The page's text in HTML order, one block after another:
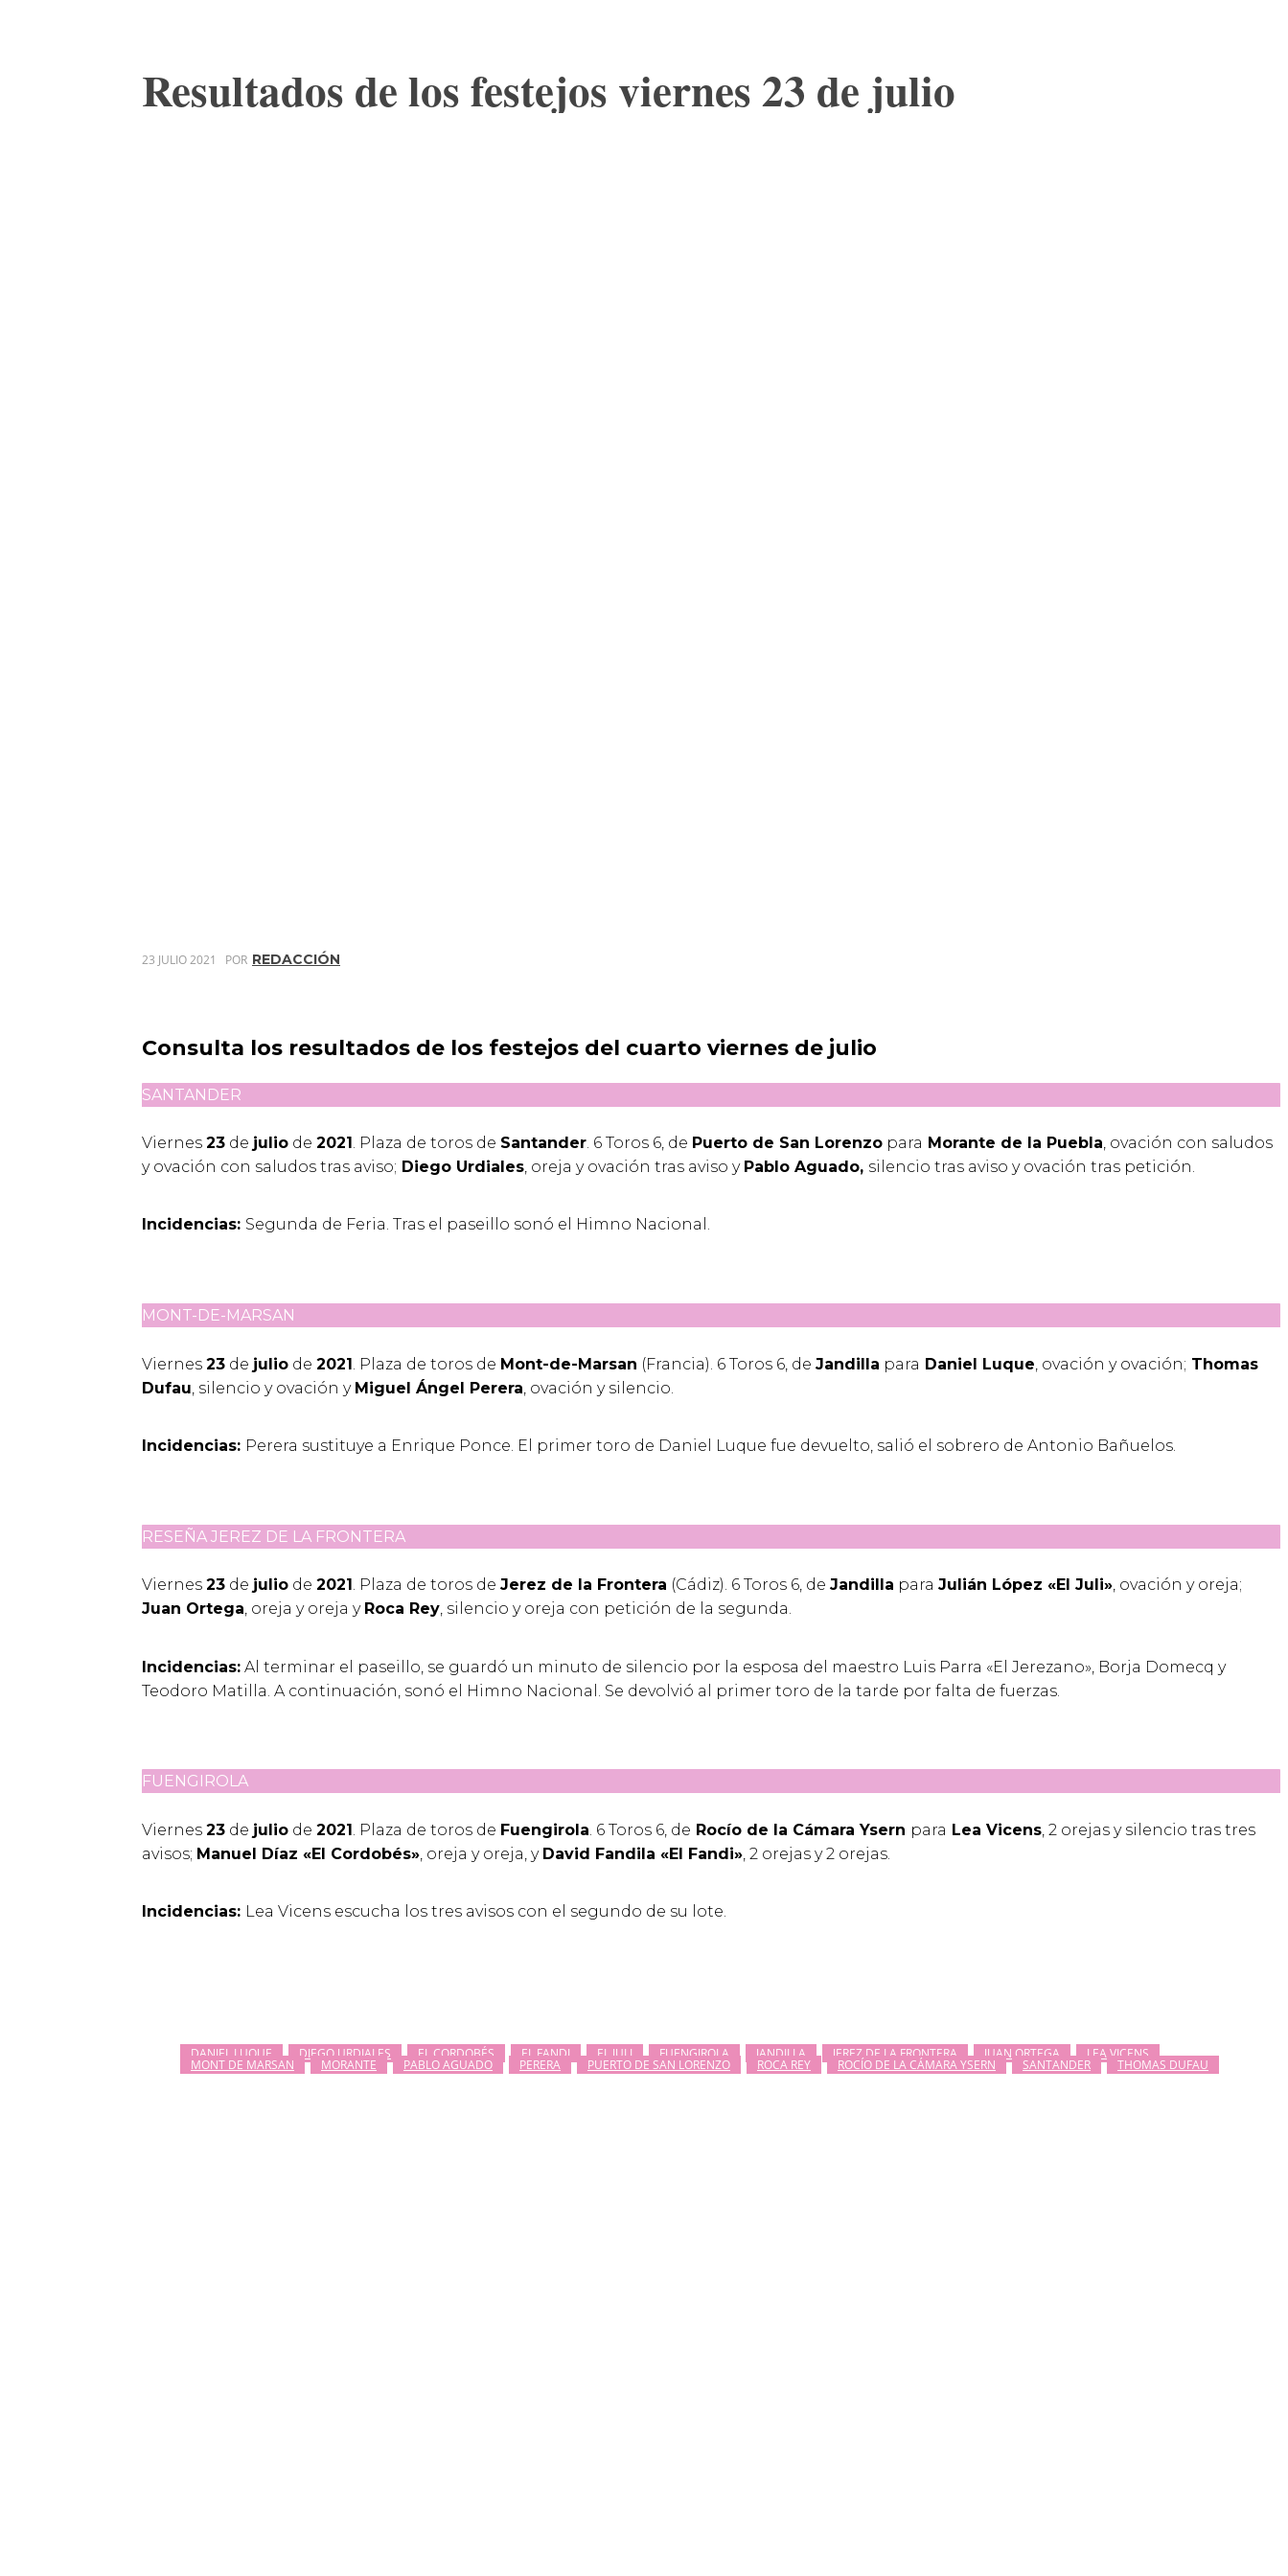
Resultados de los festejos viernes 23 de julio
23 JULIO 2021 POR REDACCIÓN
Consulta los resultados de los festejos del cuarto viernes de julio
SANTANDER
Viernes 23 de julio de 2021 . Plaza de toros de Santander. 6 Toros 6, de Puerto de San Lorenzo para Morante de la Puebla, ovación con saludos
y ovación con saludos tras aviso; Diego Urdiales, oreja y ovación tras aviso y Pablo Aguado, silencio tras aviso y ovación tras petición.
Incidencias: Segunda de Feria. Tras el paseillo sonó el Himno Nacional.
MONT-DE-MARSAN
Viernes 23 de julio de 2021 . Plaza de toros de Mont-de-Marsan (Francia). 6 Toros 6, de Jandilla para Daniel Luque , ovación y ovación; Thomas
Dufau , silencio y ovación y Miguel Ángel Perera , ovación y silencio.
Incidencias: Perera sustituye a Enrique Ponce. El primer toro de Daniel Luque fue devuelto, salió el sobrero de Antonio Bañuelos.
RESEÑA JEREZ DE LA FRONTERA
Viernes 23 de julio de 2021 . Plaza de toros de Jerez de la Frontera (Cádiz). 6 Toros 6, de Jandilla para Julián López «El Juli», ovación y oreja;
Juan Ortega, oreja y oreja y Roca Rey, silencio y oreja con petición de la segunda.
Incidencias: Al terminar el paseillo, se guardó un minuto de silencio por la esposa del maestro Luis Parra «El Jerezano», Borja Domecq y
Teodoro Matilla. A continuación, sonó el Himno Nacional. Se devolvió al primer toro de la tarde por falta de fuerzas.
FUENGIROLA
Viernes 23 de julio de 2021. Plaza de toros de Fuengirola. 6 Toros 6, de Rocío de la Cámara Ysern para Lea Vicens, 2 orejas y silencio tras tres
avisos; Manuel Díaz «El Cordobés», oreja y oreja, y David Fandila «El Fandi», 2 orejas y 2 orejas.
Incidencias: Lea Vicens escucha los tres avisos con el segundo de su lote.
DANIEL LUQUE DIEGO URDIALES EL CORDOBÉS EL FANDI EL JULI FUENGIROLA JANDILLA JEREZ DE LA FRONTERA JUAN ORTEGA LEA VICENS
MONT DE MARSAN MORANTE PABLO AGUADO PERERA PUERTO DE SAN LORENZO ROCA REY ROCÍO DE LA CÁMARA YSERN SANTANDER THOMAS DUFAU